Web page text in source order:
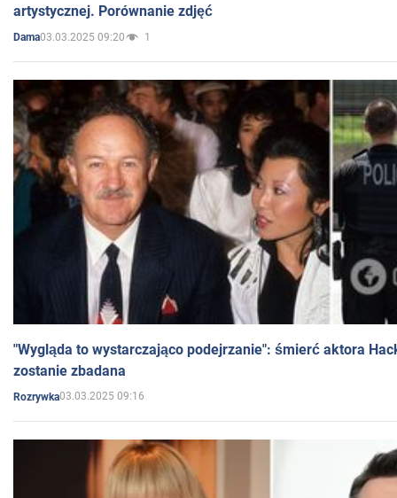
artystycznej. Porównanie zdjęć
Dama03.03.2025 09:20 1
"Wygląda to wystarczająco podejrzanie": śmierć aktora
zostanie zbadana
Rozrywka03.03.2025 09:16